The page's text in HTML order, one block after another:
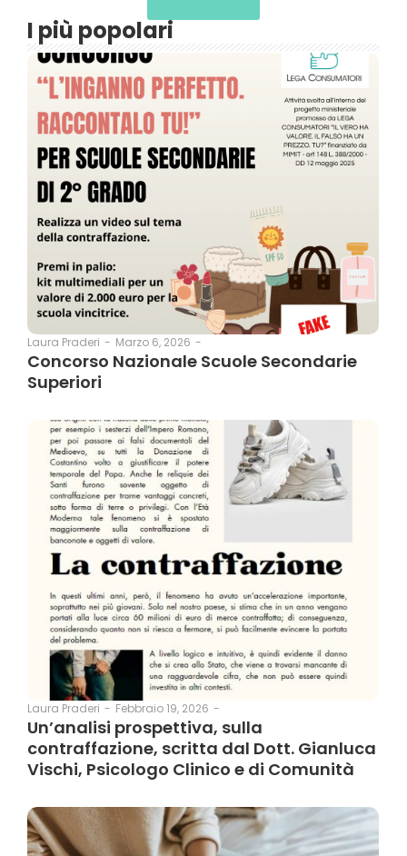
I più popolari
Laura Praderi - Marzo 6, 2026 -
Concorso Nazionale Scuole Secondarie
Superiori
Laura Praderi - Febbraio 19, 2026 -
Un’analisi prospettiva, sulla
contraffazione, scritta dal Dott. Gianluca
Vischi, Psicologo Clinico e di Comunità